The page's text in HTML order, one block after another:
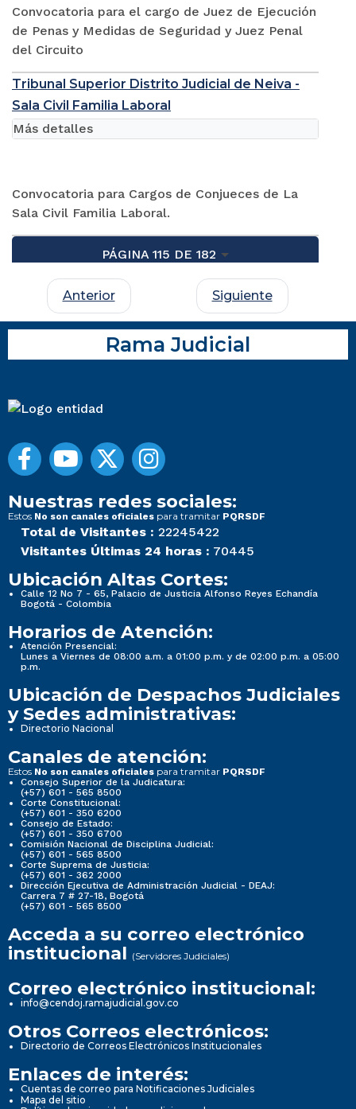
Convocatoria para el cargo de Juez de Ejecución
de Penas y Medidas de Seguridad y Juez Penal
del Circuito
Tribunal Superior Distrito Judicial de Neiva -
Sala Civil Familia Laboral
Convocatoria para Cargos de Conjueces de La
Sala Civil Familia Laboral.
Más detalles
PÁGINA 115 DE 182
Anterior Siguiente
Rama Judicial
Nuestras redes sociales:
Estos No son canales oficiales para tramitar PQRSDF
Total de Visitantes : 22245422
Visitantes Últimas 24 horas : 70445
Ubicación Altas Cortes:
Calle 12 No 7 - 65, Palacio de Justicia Alfonso Reyes Echandía
Bogotá - Colombia
Horarios de Atención:
Atención Presencial:
Lunes a Viernes de 08:00 a.m. a 01:00 p.m. y de 02:00 p.m. a 05:00
p.m.
Ubicación de Despachos Judiciales
y Sedes administrativas:
Directorio Nacional
Canales de atención:
Estos No son canales oficiales para tramitar PQRSDF
Consejo Superior de la Judicatura:
(+57) 601 - 565 8500
Corte Constitucional:
(+57) 601 - 350 6200
Consejo de Estado:
(+57) 601 - 350 6700
Comisión Nacional de Disciplina Judicial:
(+57) 601 - 565 8500
Corte Suprema de Justicia:
(+57) 601 - 362 2000
Dirección Ejecutiva de Administración Judicial - DEAJ:
Carrera 7 # 27-18, Bogotá
(+57) 601 - 565 8500
Acceda a su correo electrónico
institucional (Servidores Judiciales)
Correo electrónico institucional:
info@cendoj.ramajudicial.gov.co
Otros Correos electrónicos:
Directorio de Correos Electrónicos Institucionales
Enlaces de interés:
Cuentas de correo para Notificaciones Judiciales
Mapa del sitio